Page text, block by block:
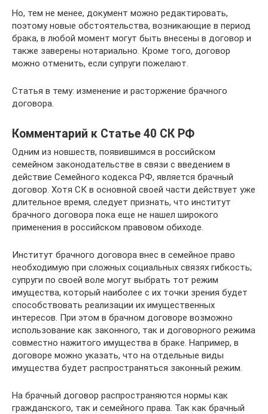
Но, тем не менее, документ можно редактировать,
поэтому новые обстоятельства, возникающие в период
брака, в любой момент могут быть внесены в договор и
также заверены нотариально. Кроме того, договор
можно отменить, если супруги пожелают.
Статья в тему: изменение и расторжение брачного
договора.
Комментарий к Статье 40 СК РФ
Одним из новшеств, появившимся в российском
семейном законодательстве в связи с введением в
действие Семейного кодекса РФ, является брачный
договор. Хотя СК в основной своей части действует уже
длительное время, следует признать, что институт
брачного договора пока еще не нашел широкого
применения в российском правовом обиходе.
Институт брачного договора внес в семейное право
необходимую при сложных социальных связях гибкость;
супруги по своей воле могут выбрать тот режим
имущества, который наиболее с их точки зрения будет
способствовать реализации их имущественных
интересов. При этом в брачном договоре возможно
использование как законного, так и договорного режима
совместно нажитого имущества в браке. Например, в
договоре можно указать, что на отдельные виды
имущества будет распространяться законный режим.
На брачный договор распространяются нормы как
гражданского, так и семейного права. Так как брачный